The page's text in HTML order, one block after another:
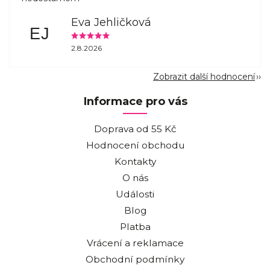
EJ
Eva Jehličková
2.8.2026
Zobrazit další hodnocení
Informace pro vás
Doprava od 55 Kč
Hodnocení obchodu
Kontakty
O nás
Události
Blog
Platba
Vrácení a reklamace
Obchodní podmínky